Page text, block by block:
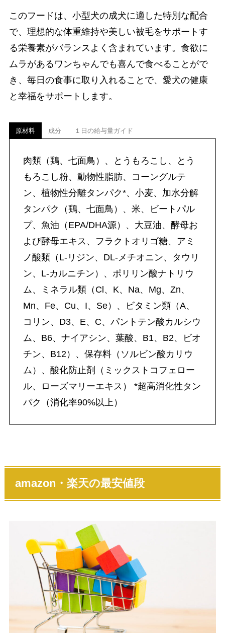
このフードは、小型犬の成犬に適した特別な配合
で、理想的な体重維持や美しい被毛をサポートす
る栄養素がバランスよく含まれています。食欲に
ムラがあるワンちゃんでも喜んで食べることがで
き、毎日の食事に取り入れることで、愛犬の健康
と幸福をサポートします。
原材料 成分 １日の給与量ガイド
肉類（鶏、七面鳥）、とうもろこし、とう
もろこし粉、動物性脂肪、コーングルテ
ン、植物性分離タンパク*、小麦、加水分解
タンパク（鶏、七面鳥）、米、ビートパル
プ、魚油（EPA/DHA源）、大豆油、酵母お
よび酵母エキス、フラクトオリゴ糖、アミ
ノ酸類（L-リジン、DL-メチオニン、タウリ
ン、L-カルニチン）、ポリリン酸ナトリウ
ム、ミネラル類（Cl、K、Na、Mg、Zn、
Mn、Fe、Cu、I、Se）、ビタミン類（A、
コリン、D3、E、C、パントテン酸カルシウ
ム、B6、ナイアシン、葉酸、B1、B2、ビオ
チン、B12）、保存料（ソルビン酸カリウ
ム）、酸化防止剤（ミックストコフェロー
ル、ローズマリーエキス） *超高消化性タン
パク（消化率90%以上）
amazon・楽天の最安値段